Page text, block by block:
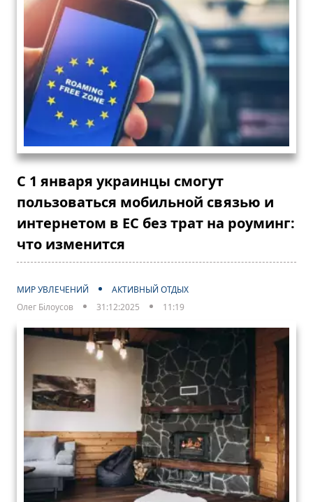
С 1 января украинцы смогут
пользоваться мобильной связью и
интернетом в ЕС без трат на роуминг:
что изменится
МИР УВЛЕЧЕНИЙ
АКТИВНЫЙ ОТДЫХ
Олег Білоусов
31:12:2025 11:19